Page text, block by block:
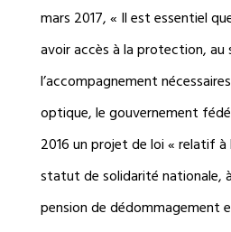
mars 2017, « Il est essentiel
avoir accès à la protection, au
l’accompagnement
optique, le gouvernement
2016 un projet de loi « relatif à
statut de solidarité nationale, à
pension de dédommagement